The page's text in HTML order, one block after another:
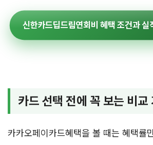
신한카드딥드림연회비 혜택 조건과 실
카드 선택 전에 꼭 보는 비교
카카오페이카드혜택을 볼 때는 혜택률